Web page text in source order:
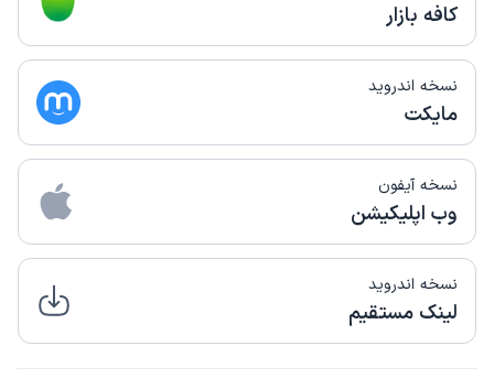
کافه بازار
نسخه اندروید
مایکت
نسخه آیفون
وب اپلیکیشن
نسخه اندروید
لینک مستقیم